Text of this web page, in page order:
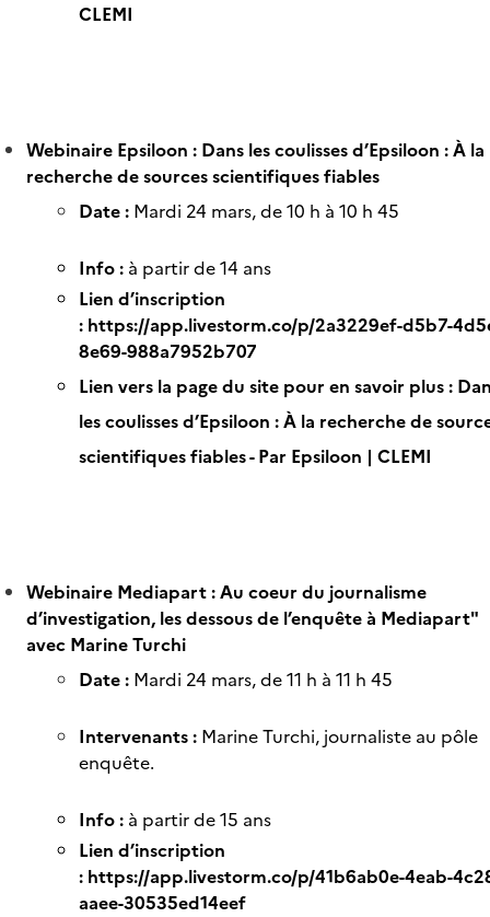
CLEMI
Webinaire Epsiloon : Dans les coulisses d’Epsiloon : À la
recherche de sources scientifiques fiables
Date : Mardi 24 mars, de 10 h à 10 h 45
Info : à partir de 14 ans
Lien d’inscription
: https://app.livestorm.co/p/2a3229ef-d5b7-
8e69-988a7952b707
Lien vers la page du site pour en savoir plus :
les coulisses d’Epsiloon : À la recherche de
scientifiques fiables - Par Epsiloon | CLEMI
Webinaire Mediapart : Au coeur du journalisme
d’investigation, les dessous de l’enquête à Mediapart"
avec Marine Turchi
Date : Mardi 24 mars, de 11 h à 11 h 45
Intervenants : Marine Turchi, journaliste au pôle
enquête.
Info : à partir de 15 ans
Lien d’inscription
: https://app.livestorm.co/p/41b6ab0e-4eab-
aaee-30535ed14eef